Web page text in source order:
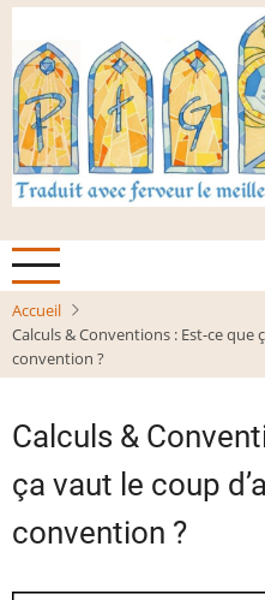
Aller
contenu
principal
Accueil
Calculs & Conventions : Est-ce que
convention ?
Calculs &
ça vaut le coup
convention ?